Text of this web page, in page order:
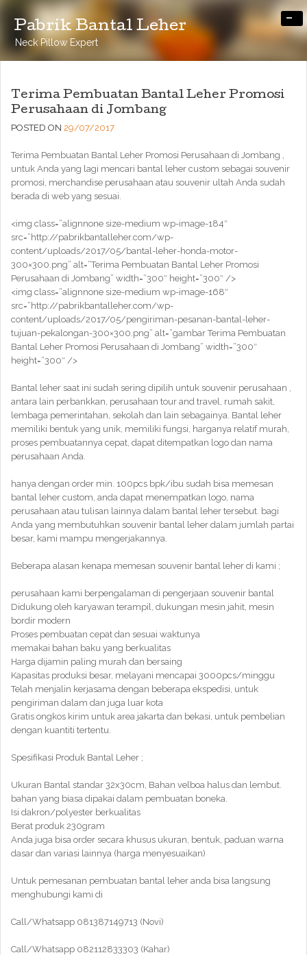
Pabrik Bantal Leher
Neck Pillow Expert
-
Terima Pembuatan Bantal Leher Promosi
Perusahaan di Jombang
POSTED ON 29/07/2017
Terima Pembuatan Bantal Leher Promosi Perusahaan di Jombang ,
untuk Anda yang lagi mencari bantal leher custom sebagai souvenir
promosi, merchandise perusahaan atau souvenir ultah Anda sudah
berada di web yang sesuai.
<img class=”alignnone size-medium wp-image-184″
src=”http://pabrikbantalleher.com/wp-
content/uploads/2017/05/bantal-leher-honda-motor-
300×300.png” alt=”Terima Pembuatan Bantal Leher Promosi
Perusahaan di Jombang” width=”300″ height=”300″ />
<img class=”alignnone size-medium wp-image-168″
src=”http://pabrikbantalleher.com/wp-
content/uploads/2017/05/pengiriman-pesanan-bantal-leher-
tujuan-pekalongan-300×300.png” alt=”gambar Terima Pembuatan
Bantal Leher Promosi Perusahaan di Jombang” width=”300″
height=”300″ />
Bantal leher saat ini sudah sering dipilih untuk souvenir perusahaan ,
antara lain perbankkan, perusahaan tour and travel, rumah sakit,
lembaga pemerintahan, sekolah dan lain sebagainya. Bantal leher
memiliki bentuk yang unik, memiliki fungsi, harganya relatif murah,
proses pembuatannya cepat, dapat ditempatkan logo dan nama
perusahaan Anda.
hanya dengan order min. 100pcs bpk/ibu sudah bisa memesan
bantal leher custom, anda dapat menempatkan logo, nama
perusahaan atau tulisan lainnya dalam bantal leher tersebut. bagi
Anda yang membutuhkan souvenir bantal leher dalam jumlah partai
besar, kami mampu mengerjakannya.
Beberapa alasan kenapa memesan souvenir bantal leher di kami ;
perusahaan kami berpengalaman di pengerjaan souvenir bantal
Didukung oleh karyawan terampil, dukungan mesin jahit, mesin
bordir modern
Proses pembuatan cepat dan sesuai waktunya
memakai bahan baku yang berkualitas
Harga dijamin paling murah dan bersaing
Kapasitas produksi besar, melayani mencapai 3000pcs/minggu
Telah menjalin kerjasama dengan beberapa ekspedisi, untuk
pengiriman dalam dan juga luar kota
Gratis ongkos kirim untuk area jakarta dan bekasi, untuk pembelian
dengan kuantiti tertentu.
Spesifikasi Produk Bantal Leher ;
Ukuran Bantal standar 32x30cm, Bahan velboa halus dan lembut.
bahan yang biasa dipakai dalam pembuatan boneka.
Isi dakron/polyester berkualitas
Berat produk 230gram
Anda juga bisa order secara khusus ukuran, bentuk, paduan warna
dasar dan variasi lainnya (harga menyesuaikan)
Untuk pemesanan pembuatan bantal leher anda bisa langsung
menghubungi kami di
Call/Whatsapp 081387149713 (Novi)
Call/Whatsapp 082112833303 (Kahar)